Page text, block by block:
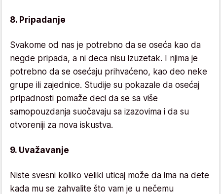
8. Pripadanje
Svakome od nas je potrebno da se oseća kao da
negde pripada, a ni deca nisu izuzetak. I njima je
potrebno da se osećaju prihvaćeno, kao deo neke
grupe ili zajednice. Studije su pokazale da osećaj
pripadnosti pomaže deci da se sa više
samopouzdanja suočavaju sa izazovima i da su
otvoreniji za nova iskustva.
9. Uvažavanje
Niste svesni koliko veliki uticaj može da ima na dete
kada mu se zahvalite što vam je u nečemu